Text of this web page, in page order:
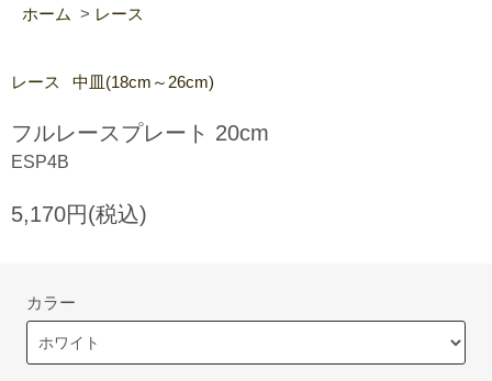
ホーム > レース
レース 中皿(18cm～26cm)
フルレースプレート 20cm
ESP4B
5,170円(税込)
カラー